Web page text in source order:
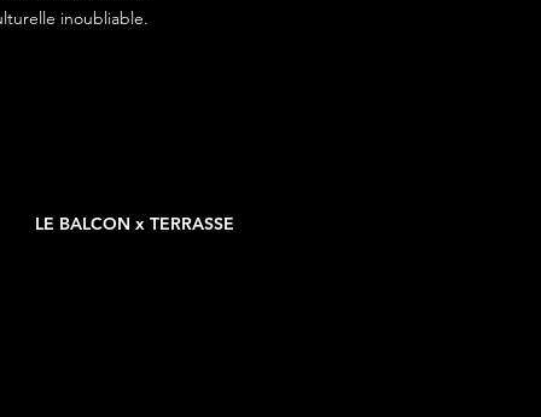
inoubliable.
LE BALCON x TERRASSE